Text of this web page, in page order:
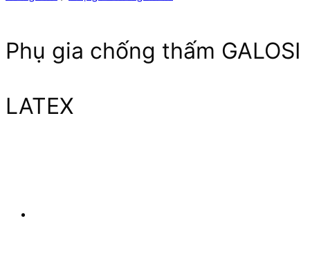
Phụ gia chống thấm GALOSI
LATEX